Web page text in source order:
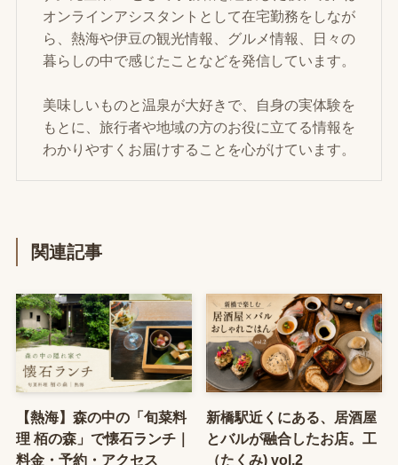
オンラインアシスタントとして在宅勤務をしなが
ら、熱海や伊豆の観光情報、グルメ情報、日々の
暮らしの中で感じたことなどを発信しています。
美味しいものと温泉が大好きで、自身の実体験を
もとに、旅行者や地域の方のお役に立てる情報を
わかりやすくお届けすることを心がけています。
関連記事
【熱海】森の中の「旬菜料
理 栢の森」で懐石ランチ｜
料金・予約・アクセス
新橋駅近くにある、居酒屋
とバルが融合したお店。工
（たくみ) vol.2